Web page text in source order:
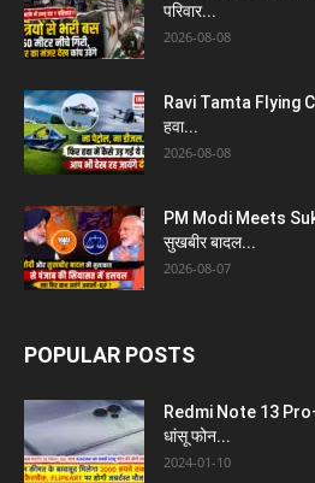
परिवार...
2026-08-08
Ravi Tamta Flying
हवा...
2026-08-08
PM Modi Meets
सुखबीर बादल...
2026-08-07
POPULAR POSTS
Redmi Note 13
धांसू फोन...
2024-01-10